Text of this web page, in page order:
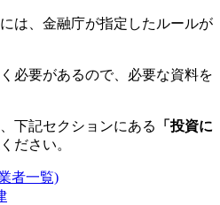
は、金融庁が指定したルールが
必要があるので、必要な資料を
下記セクションにある
「投資に
ださい。
者一覧)